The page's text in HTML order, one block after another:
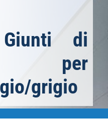
di
per
grigio